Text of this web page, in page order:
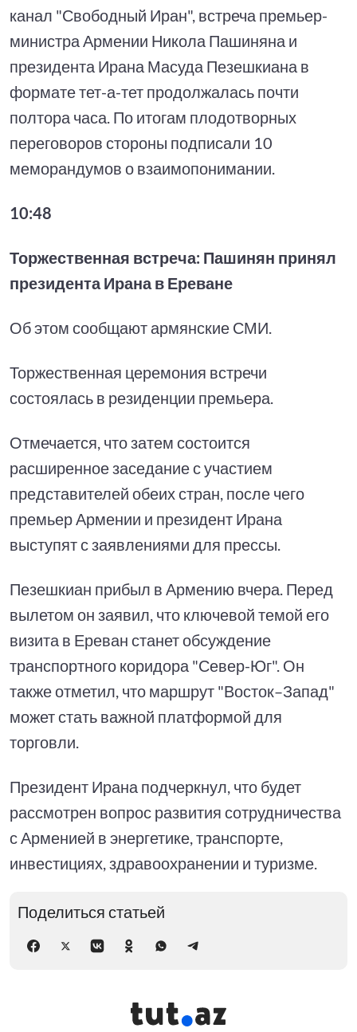
канал "Свободный Иран", встреча премьер-
министра Армении Никола Пашиняна и
президента Ирана Масуда Пезешкиана в
формате тет-а-тет продолжалась почти
полтора часа. По итогам плодотворных
переговоров стороны подписали 10
меморандумов о взаимопонимании.
10:48
Торжественная встреча: Пашинян принял
президента Ирана в Ереване
Об этом сообщают армянские СМИ.
Торжественная церемония встречи
состоялась в резиденции премьера.
Отмечается, что затем состоится
расширенное заседание с участием
представителей обеих стран, после чего
премьер Армении и президент Ирана
выступят с заявлениями для прессы.
Пезешкиан прибыл в Армению вчера. Перед
вылетом он заявил, что ключевой темой его
визита в Ереван станет обсуждение
транспортного коридора "Север-Юг". Он
также отметил, что маршрут "Восток–Запад"
может стать важной платформой для
торговли.
Президент Ирана подчеркнул, что будет
рассмотрен вопрос развития сотрудничества
с Арменией в энергетике, транспорте,
инвестициях, здравоохранении и туризме.
Поделиться статьей